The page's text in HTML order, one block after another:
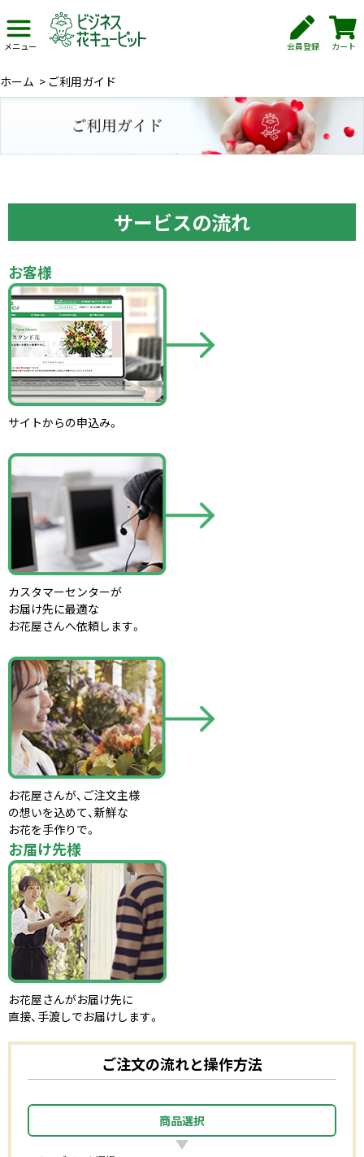
メニュー 会員登録 カート
ホーム > ご利用ガイド
サービスの流れ
お客様
サイトからの申込み。
カスタマーセンターが
お届け先に最適な
お花屋さんへ依頼します。
お花屋さんが、ご注文主様
の想いを込めて、新鮮な
お花を手作りで。
お届け先様
お花屋さんがお届け先に
直接、手渡しでお届けします。
ご注文の流れと操作方法
商品選択